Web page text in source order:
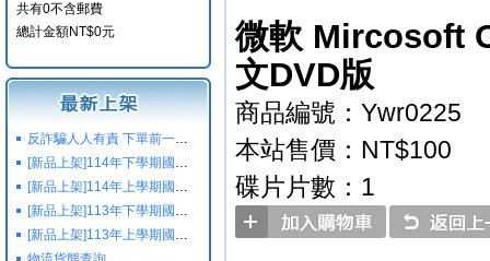
共有0不含郵費
總計金額NT$0元
反詐騙人人有責 下單前一定要注意
[新品上架]114年下學期國小國中高中命題光碟,校用卷,習作
[新品上架]114年上學期國小國中高中命題光碟,校用卷,習作
[新品上架]113年下學期國小國中高中命題光碟,校用卷,習作
[新品上架]113年上學期國小國中高中命題光碟,校用卷,習作
微軟 Mircosoft
文DVD版
商品編號：Ywr0225
本站售價：NT$100
碟片片數：1